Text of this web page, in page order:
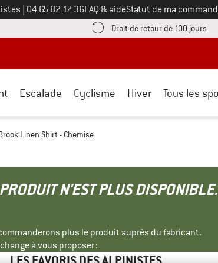
Appelez-nous au
04 65 82 17 36FAQ & aideStatut de ma
de paiement ici ! Ouvre une boîte d'information
Droit de retour de 100 jours
Escalade Cyclisme Hiver Tous les
Linen Shirt - Chemise
N'EST PLUS
plus le produit auprès du fabricant.
à vous proposer :